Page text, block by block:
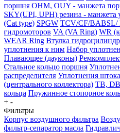
поршня OHM, OUY - манжета
SKY(UPI, UPH) резина - манжета
(Cat type) SPGW TCV/CF/BABSL/
гидромоторов VA (VA Ring) WR
WEAR Ring Втулка
уплотнения к ним Набор
Плавающее (дауконы)
Стальное кольцо поршня
распределителя Уплотнения штока
(центрального коллектора) TB,
кольца Пружинное стопорное
+ -
Фильтры
Корпус воздушного фильтра
фильтр-сепаратор масла